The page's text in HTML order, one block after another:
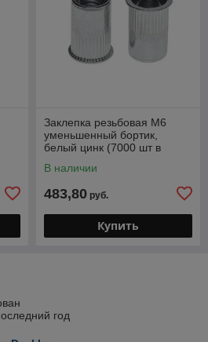
Заклепка резьбовая М6
уменьшенный бортик,
белый цинк (7000 шт в
В наличии
483,80 руб.
Купить
год